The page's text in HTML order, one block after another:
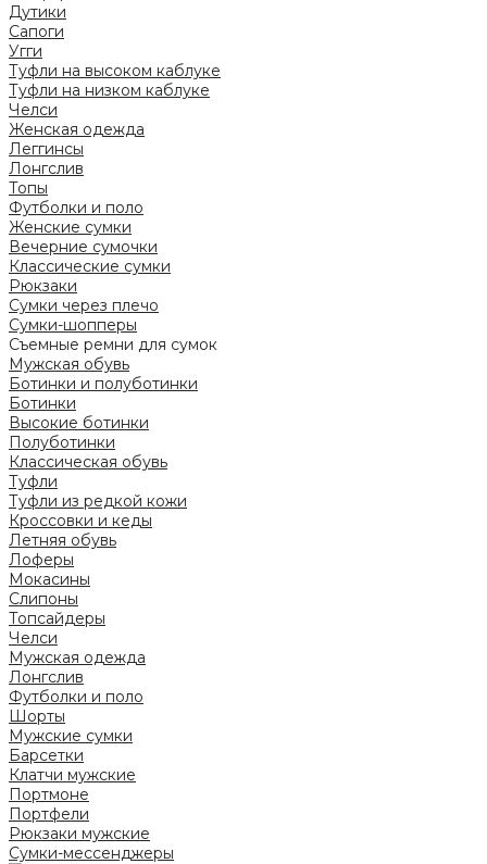
Дутики
Сапоги
Угги
Туфли на высоком каблуке
Туфли на низком каблуке
Челси
Женская одежда
Леггинсы
Лонгслив
Топы
Футболки и поло
Женские сумки
Вечерние сумочки
Классические сумки
Рюкзаки
Сумки через плечо
Сумки-шопперы
Съемные ремни для сумок
Мужская обувь
Ботинки и полуботинки
Ботинки
Высокие ботинки
Полуботинки
Классическая обувь
Туфли
Туфли из редкой кожи
Кроссовки и кеды
Летняя обувь
Лоферы
Мокасины
Слипоны
Топсайдеры
Челси
Мужская одежда
Лонгслив
Футболки и поло
Шорты
Мужские сумки
Барсетки
Клатчи мужские
Портмоне
Портфели
Рюкзаки мужские
Сумки-мессенджеры